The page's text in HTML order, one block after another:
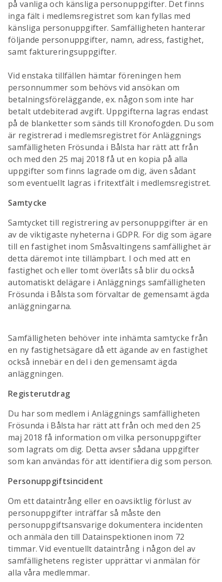
på vanliga och känsliga personuppgifter. Det finns
inga fält i medlemsregistret som kan fyllas med
känsliga personuppgifter. Samfälligheten hanterar
följande personuppgifter, namn, adress, fastighet,
samt faktureringsuppgifter.
Vid enstaka tillfällen hämtar föreningen hem
personnummer som behövs vid ansökan om
betalningsföreläggande, ex. någon som inte har
betalt utdebiterad avgift. Uppgifterna lagras endast
på de blanketter som sänds till Kronofogden. Du som
är registrerad i medlemsregistret för Anläggnings
samfälligheten Frösunda i Bålsta har rätt att från
och med den 25 maj 2018 få ut en kopia på alla
uppgifter som finns lagrade om dig, även sådant
som eventuellt lagras i fritextfält i medlemsregistret.
Samtycke
Samtycket till registrering av personuppgifter är en
av de viktigaste nyheterna i GDPR. För dig som ägare
till en fastighet inom Småsvaltingens samfällighet är
detta däremot inte tillämpbart. I och med att en
fastighet och eller tomt överlåts så blir du också
automatiskt delägare i Anläggnings samfälligheten
Frösunda i Bålsta som förvaltar de gemensamt ägda
anläggningarna.
Samfälligheten behöver inte inhämta samtycke från
en ny fastighetsägare då ett ägande av en fastighet
också innebär en del i den gemensamt ägda
anläggningen.
Registerutdrag
Du har som medlem i Anläggnings samfälligheten
Frösunda i Bålsta har rätt att från och med den 25
maj 2018 få information om vilka personuppgifter
som lagrats om dig. Detta avser sådana uppgifter
som kan användas för att identifiera dig som person.
Personuppgiftsincident
Om ett dataintrång eller en oavsiktlig förlust av
personuppgifter inträffar så måste den
personuppgiftsansvarige dokumentera incidenten
och anmäla den till Datainspektionen inom 72
timmar. Vid eventuellt dataintrång i någon del av
samfällighetens register upprättar vi anmälan för
alla våra medlemmar.